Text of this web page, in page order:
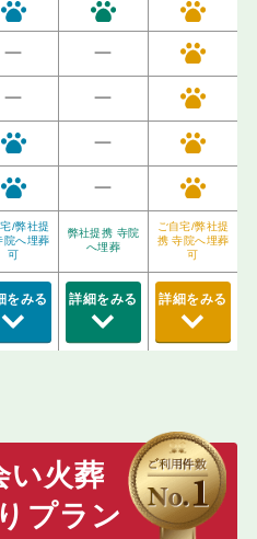
ー ー
ー ー
ー
ー
宅/弊社提
院へ埋葬
可
弊社提携 寺院
へ埋葬
ご自宅/弊社提
携 寺院へ埋葬
可
をみる 詳細をみる 詳細をみる
い火葬
プラン